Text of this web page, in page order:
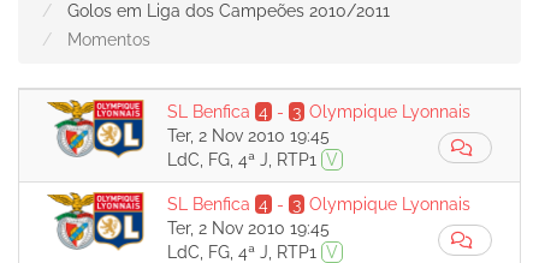
Golos em Liga dos Campeões 2010/2011
Momentos
SL Benfica 4 - 3 Olympique Lyonnais
Ter, 2 Nov 2010 19:45
LdC, FG, 4ª J, RTP1
V
SL Benfica 4 - 3 Olympique Lyonnais
Ter, 2 Nov 2010 19:45
LdC, FG, 4ª J, RTP1
V